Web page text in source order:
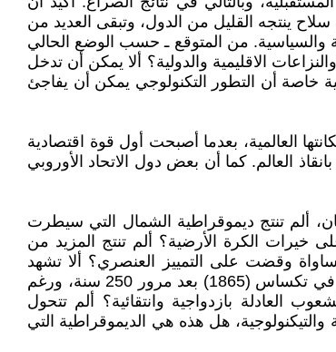
سلاح ينتجه القليل من الدول، وتبقى العديد من
والسياسية. من المتوقع ـ حسب الوضع الحالي
الاقليمية والدولية؟ ألا يمكن أن تدخل
خاصة أن التطور التكنولوجي يمكن أن يفاجئ
العالمية، بعدما أصبحت أول قوة اقتصادية
العالم. كما أن بعض دول الاتحاد الأوروبي
ألم تنتج ديموقراطية الشمال التي سيطرت
الشاسعة والتفقير لدول الجنوب؟ ألم تنتج سياستها سيطرة 1% من السكان على خيرات الكرة الأرضية؟ ألم تنتج المزيد من
وقضت على التمييز العنصري؟ ألا تشهد
أمريكا موجات متصاعدة من العنف العنصرة، وتم الإقرار ب 19 يونيو يوم عطلة على المستوى الفدرالي إحياءً لذكرى إعتاق آخر العبيد في تكساس (1865) بعد مرور 250 سنة، ورغم
العادلة بازدواجية وانتقائية؟ ألم تتحول
والتيكنولوجية، هل هذه هي الديموقراطية التي